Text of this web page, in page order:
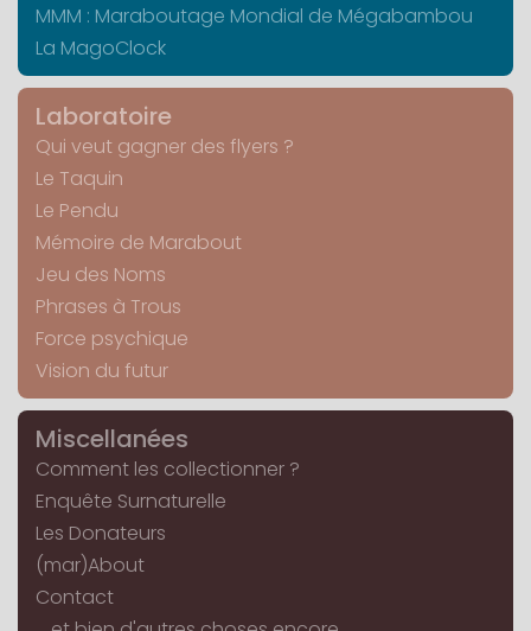
MMM : Maraboutage Mondial de Mégabambou
La MagoClock
Laboratoire
Qui veut gagner des flyers ?
Le Taquin
Le Pendu
Mémoire de Marabout
Jeu des Noms
Phrases à Trous
Force psychique
Vision du futur
Miscellanées
Comment les collectionner ?
Enquête Surnaturelle
Les Donateurs
(mar)About
Contact